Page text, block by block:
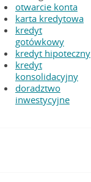
otwarcie konta
karta kredytowa
kredyt
gotówkowy
kredyt hipoteczny
kredyt
konsolidacyjny
doradztwo
inwestycyjne